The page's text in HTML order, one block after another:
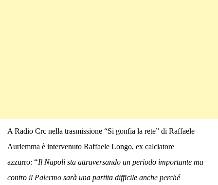
A Radio Crc nella trasmissione “Si gonfia la rete” di Raffaele
Auriemma è intervenuto Raffaele Longo, ex calciatore
azzurro: “Il Napoli sta attraversando un periodo importante ma
contro il Palermo sarà una partita difficile anche perché